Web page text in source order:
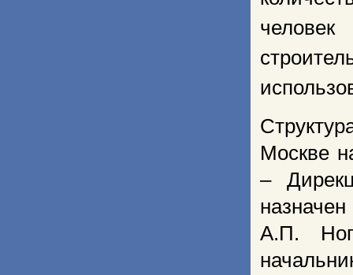
Москве
–
А.П.